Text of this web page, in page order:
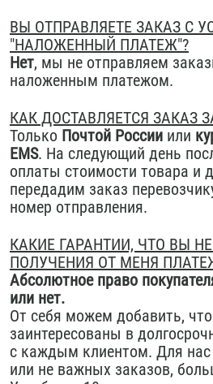
ВЫ ОТПРАВЛЯЕТЕ ЗАКАЗ С
"НАЛОЖЕННЫЙ ПЛАТЕЖ"?
Нет, мы не отправляем
наложенным платежом.
КАК ДОСТАВЛЯЕТСЯ ЗАКАЗ
Только Почтой России или
EMS. На следующий день
оплаты стоимости товара и
передадим заказ
номер отправления.
КАКИЕ ГАРАНТИИ, ЧТО ВЫ
ПОЛУЧЕНИЯ ОТ МЕНЯ
Абсолютное право
или нет.
От себя можем добавить,
заинтересованы в
с каждым клиентом. Для
или не важных заказов,